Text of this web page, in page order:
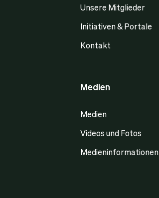
Unsere Mitglieder
Initiativen & Portale
Kontakt
Medien
Medien
Videos und Fotos
Medieninformationen